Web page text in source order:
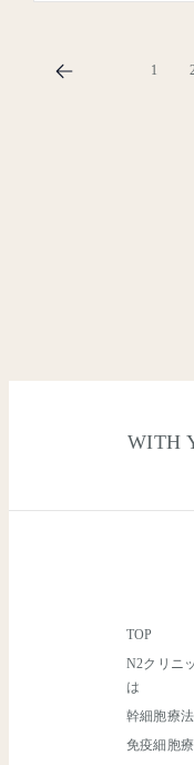
1
WITH
TOP
N2クリニ
は
幹細胞療法
免疫細胞